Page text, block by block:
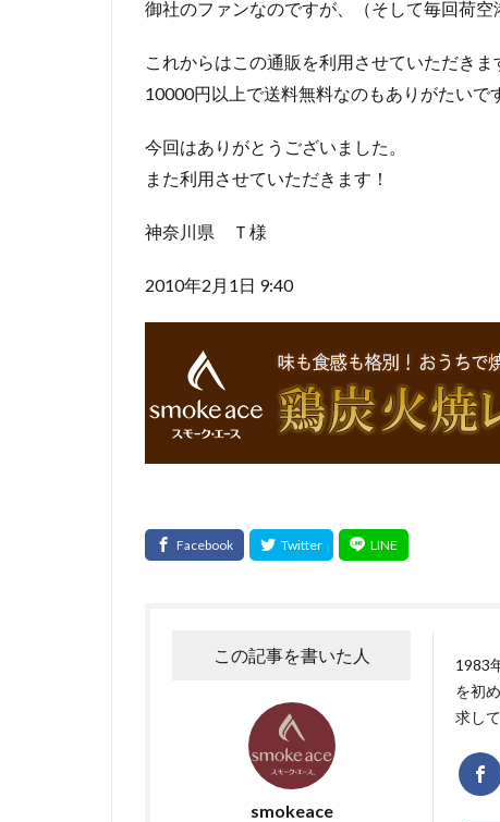
御社のファンなのですが、（そして毎回荷空
これからはこの通販を利用させていただきま
10000円以上で送料無料なのもありがたいで
今回はありがとうございました。
また利用させていただきます！
神奈川県 Ｔ様
2010年2月1日 9:40
この記事を書いた人
smokeace
1983
を初
求し